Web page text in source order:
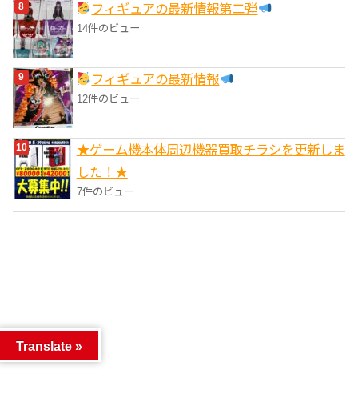
フィギュアの最新情報第二弾
14件のビュー
フィギュアの最新情報
12件のビュー
★ゲーム機本体周辺機器買取チラシを更新しま
した！★
7件のビュー
Translate »